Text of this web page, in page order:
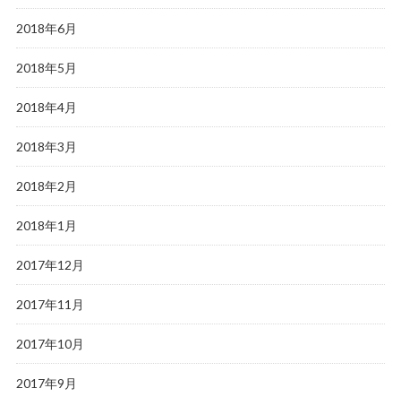
2018年6月
2018年5月
2018年4月
2018年3月
2018年2月
2018年1月
2017年12月
2017年11月
2017年10月
2017年9月